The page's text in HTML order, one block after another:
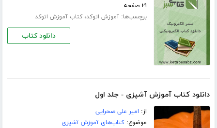
۲۱ صفحه
برچسب‌ها:آموزش اتوکد،کتاب آموزش اتوکد
دانلود کتاب
دانلود کتاب آموزش آشپزی - جلد اول
از: امیر علی صحرایی
موضوع:کتاب‌های آموزش آشپزی